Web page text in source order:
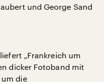
und George Sand
„Frankreich um
dicker Fotoband mit
um die